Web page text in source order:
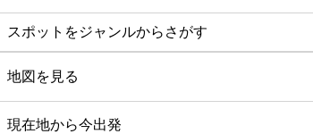
スポットをジャンルからさがす
グルメ
映画
地図を見る
現在地から今出発